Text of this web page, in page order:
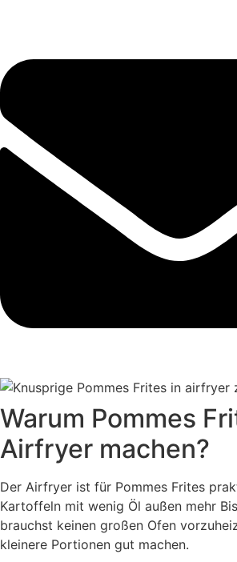
Warum Pommes
Airfryer machen?
Der Airfryer ist für Pommes Frites
Kartoffeln mit wenig Öl außen mehr
brauchst keinen großen Ofen
kleinere Portionen gut machen.